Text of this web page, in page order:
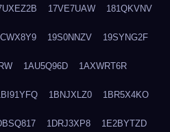
17VE7UAW 181QKVNV
19S0NNZV 19SYNG2F
1AU5Q96D 1AXWRT6R
1BNJXLZ0 1BR5X4KO
1DRJ3XP8 1E2BYTZD